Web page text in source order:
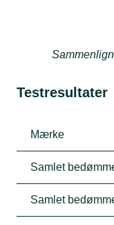
Testresultater
Mærke
Samlet
Samlet